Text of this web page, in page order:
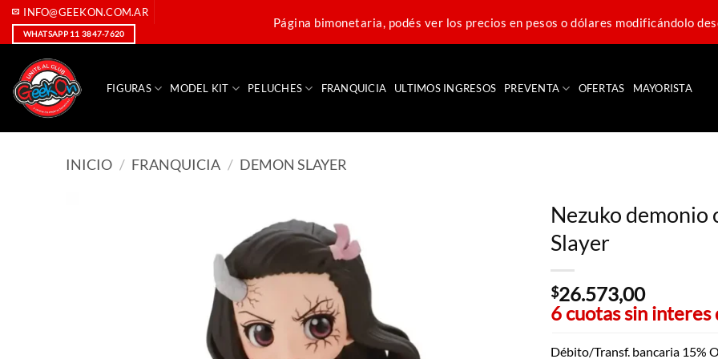
SaltarINFO@GEEKON.COM.AR
WHATSAPP 11 3847-7620
Página bimonetaria, podés ver los precios en pesos o dólares modificándolo
FIGURAS MODEL KIT PELUCHES FRANQUICIA ULTIMOS INGRESOS PREVENTA OFERTAS MAYORISTA
INICIO / FRANQUICIA / DEMON SLAYER
Nezuko demonio
Slayer
$26.573,00
6 cuotas sin interes
Débito/Transf. bancaria 15%